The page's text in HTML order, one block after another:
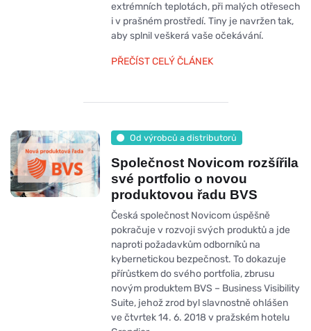
extrémních teplotách, při malých otřesech
i v prašném prostředí. Tiny je navržen tak,
aby splnil veškerá vaše očekávání.
PŘEČÍST CELÝ ČLÁNEK
Od výrobců a distributorů
Společnost Novicom rozšířila
své portfolio o novou
produktovou řadu BVS
Česká společnost Novicom úspěšně
pokračuje v rozvoji svých produktů a jde
naproti požadavkům odborníků na
kybernetickou bezpečnost. To dokazuje
přírůstkem do svého portfolia, zbrusu
novým produktem BVS – Business Visibility
Suite, jehož zrod byl slavnostně ohlášen
ve čtvrtek 14. 6. 2018 v pražském hotelu